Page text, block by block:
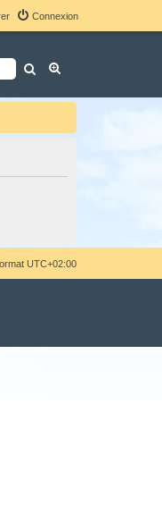
Connexion
Rechercher
UTC+02:00